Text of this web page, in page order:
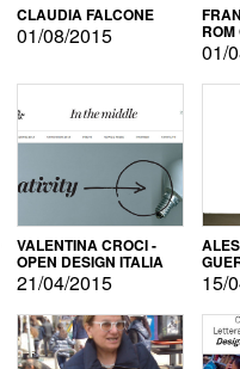
CLAUDIA FALCONE
01/08/2015
01/
VALENTINA CROCI -
OPEN DESIGN ITALIA
21/04/2015 15/